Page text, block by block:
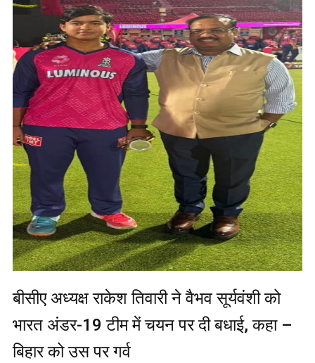
बीसीए अध्यक्ष राकेश तिवारी ने वैभव सूर्यवंशी को
भारत अंडर-19 टीम में चयन पर दी बधाई, कहा –
बिहार को उस पर गर्व